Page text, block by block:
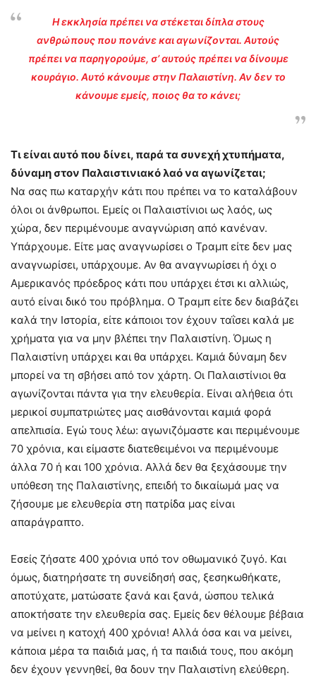
Η εκκλησία πρέπει να στέκεται δίπλα στους
ανθρώπους που πονάνε και αγωνίζονται. Αυτούς
πρέπει να παρηγορούμε, σ’ αυτούς πρέπει να δίνουμε
κουράγιο. Αυτό κάνουμε στην Παλαιστίνη. Αν δεν το
κάνουμε εμείς, ποιος θα το κάνει;
Τι είναι αυτό που δίνει, παρά τα συνεχή χτυπήματα,
δύναμη στον Παλαιστινιακό λαό να αγωνίζεται;
Να σας πω καταρχήν κάτι που πρέπει να το καταλάβουν
όλοι οι άνθρωποι. Εμείς οι Παλαιστίνιοι ως λαός, ως
χώρα, δεν περιμένουμε αναγνώριση από κανέναν.
Υπάρχουμε. Είτε μας αναγνωρίσει ο Τραμπ είτε δεν μας
αναγνωρίσει, υπάρχουμε. Αν θα αναγνωρίσει ή όχι ο
Αμερικανός πρόεδρος κάτι που υπάρχει έτσι κι αλλιώς,
αυτό είναι δικό του πρόβλημα. Ο Τραμπ είτε δεν διαβάζει
καλά την Ιστορία, είτε κάποιοι τον έχουν ταΐσει καλά με
χρήματα για να μην βλέπει την Παλαιστίνη. Όμως η
Παλαιστίνη υπάρχει και θα υπάρχει. Καμιά δύναμη δεν
μπορεί να τη σβήσει από τον χάρτη. Οι Παλαιστίνιοι θα
αγωνίζονται πάντα για την ελευθερία. Είναι αλήθεια ότι
μερικοί συμπατριώτες μας αισθάνονται καμιά φορά
απελπισία. Εγώ τους λέω: αγωνιζόμαστε και περιμένουμε
70 χρόνια, και είμαστε διατεθειμένοι να περιμένουμε
άλλα 70 ή και 100 χρόνια. Αλλά δεν θα ξεχάσουμε την
υπόθεση της Παλαιστίνης, επειδή το δικαίωμά μας να
ζήσουμε με ελευθερία στη πατρίδα μας είναι
απαράγραπτο.
Εσείς ζήσατε 400 χρόνια υπό τον οθωμανικό ζυγό. Και
όμως, διατηρήσατε τη συνείδησή σας, ξεσηκωθήκατε,
αποτύχατε, ματώσατε ξανά και ξανά, ώσπου τελικά
αποκτήσατε την ελευθερία σας. Εμείς δεν θέλουμε βέβαια
να μείνει η κατοχή 400 χρόνια! Αλλά όσα και να μείνει,
κάποια μέρα τα παιδιά μας, ή τα παιδιά τους, που ακόμη
δεν έχουν γεννηθεί, θα δουν την Παλαιστίνη ελεύθερη.